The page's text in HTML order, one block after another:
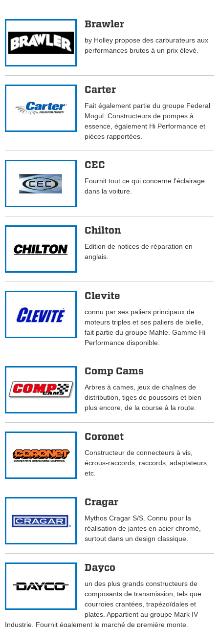
Brawler
by Holley propose des carburateurs aux
performances brutes à un prix élevé.
Carter
Fait également partie du groupe Federal
Mogul. Constructeurs de pompes à
essence, également Hi Performance et
pièces rapportées.
CEC
Fournit tout ce qui concerne l'éclairage
dans la voiture.
Chilton
Edition de notices de réparation en
anglais.
Clevite
connu par ses paliers principaux de
moteurs triples et ses paliers de bielle,
fait partie du groupe Mahle. Gamme Hi
Performance disponible.
Comp Cams
Arbres à cames, jeux de chaînes de
distribution, tiges de poussoirs et bien
plus encore, de la course à la route.
Coronet
Constructeur de connecteurs à vis,
écrous-raccords, raccords, adaptateurs,
etc.
Cragar
Mythos Cragar S/S. Connu pour la
réalisation de jantes en acier chromé,
surtout dans un design classique.
Dayco
un des plus grands constructeurs de
composants de transmission, tels que
courroies crantées, trapézoïdales et
plates. Appartient au groupe Mark IV
Industrie. Fournit également le marché de première monte.